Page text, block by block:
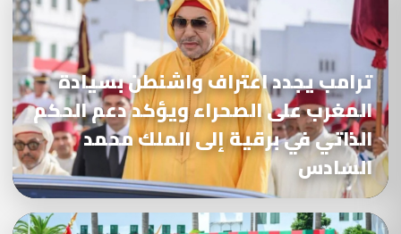
ترامب يجدد اعتراف واشنطن بسيادة
المغرب على الصحراء ويؤكد دعم الحكم
الذاتي في برقية إلى الملك محمد
السادس